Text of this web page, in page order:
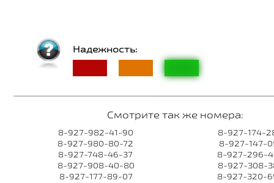
Надежность:
Смотрите так же номера:
8-927-982-41-90
8-927-980-80-72
8-927-748-46-37
8-927-908-40-80
8-927-177-89-07
8-927-174-
8-927-147-
8-927-296-
8-927-308-
8-927-320-